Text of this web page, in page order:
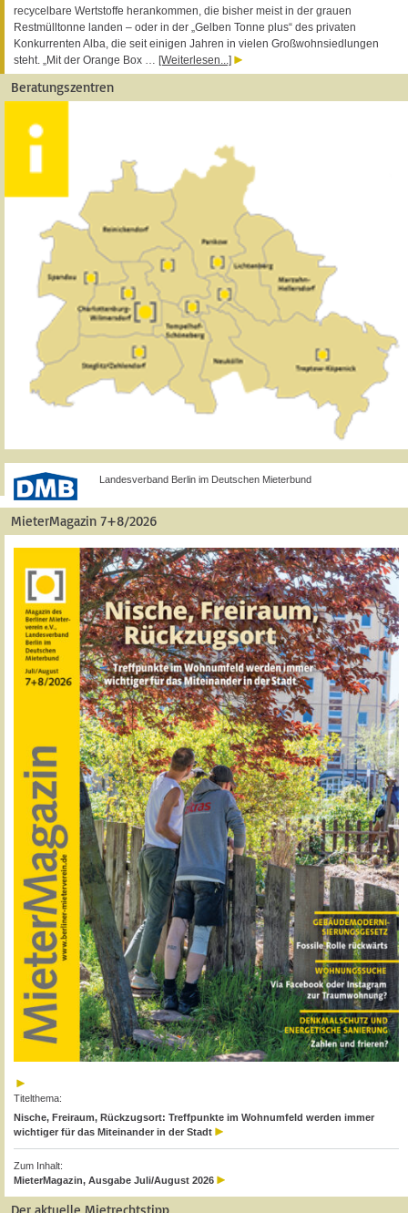
recycelbare Wertstoffe herankommen, die bisher meist in der grauen
Restmülltonne landen – oder in der „Gelben Tonne plus“ des privaten
Konkurrenten Alba, die seit einigen Jahren in vielen Großwohnsiedlungen
steht. „Mit der Orange Box … [Weiterlesen...]
Beratungszentren
Landesverband Berlin im Deutschen Mieterbund
MieterMagazin 7+8/2026
Titelthema:
Nische, Freiraum, Rückzugsort: Treffpunkte im Wohnumfeld werden immer
wichtiger für das Miteinander in der Stadt
Zum Inhalt:
MieterMagazin, Ausgabe Juli/August 2026